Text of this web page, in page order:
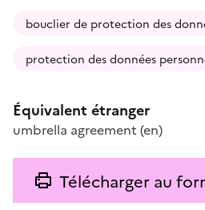
bouclier de protection des
protection des données
Équivalent étranger
umbrella agreement (en)
Télécharger au